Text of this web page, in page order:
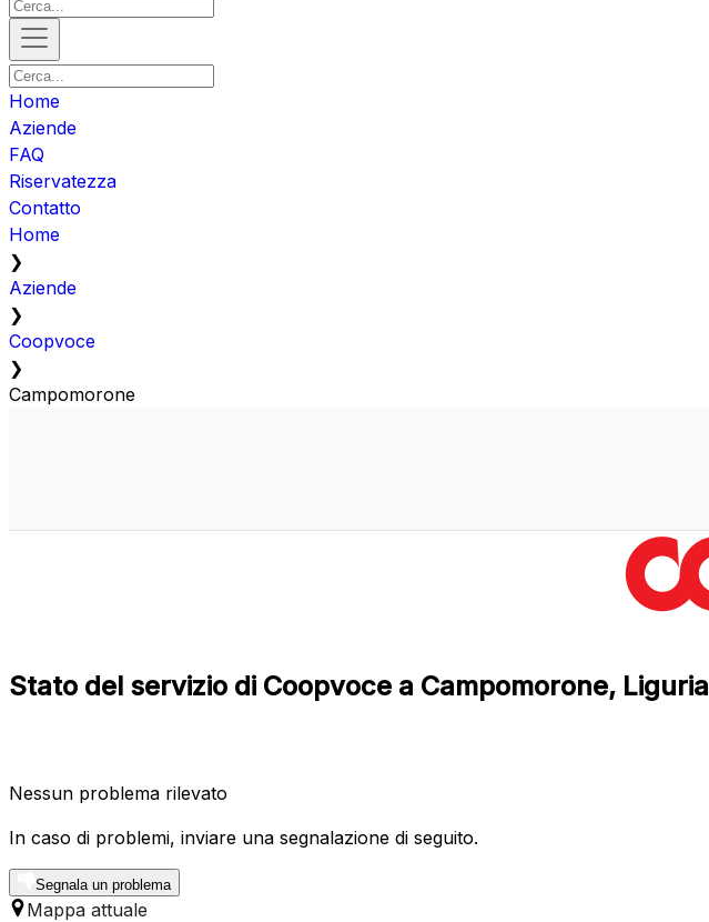
Home
Aziende
FAQ
Riservatezza
Contatto
Home
❯
Aziende
❯
Coopvoce
❯
Campomorone
Stato del servizio di Coopvoce a Campomorone, Liguria
Nessun problema rilevato
In caso di problemi, inviare una segnalazione di seguito.
Segnala un problema
Mappa attuale